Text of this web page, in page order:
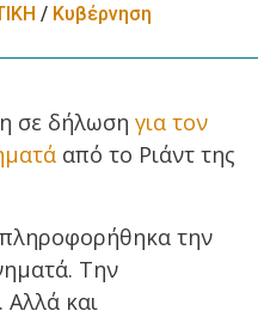
/ Κυβέρνηση
σε δήλωση για τον
από το Ριάντ της
την
Την
και